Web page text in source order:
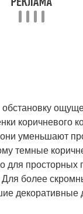
коричневого
уменьшают
темные
для просторных
более
декоративные